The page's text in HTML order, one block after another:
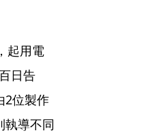
起用電
日告
2位製作
執導不同